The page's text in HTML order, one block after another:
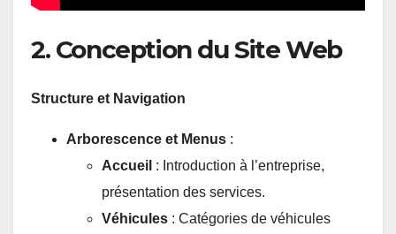
2. Conception du Site Web
Structure et Navigation
Arborescence et Menus :
Accueil : Introduction à l’entreprise,
présentation des services.
Véhicules : Catégories de véhicules